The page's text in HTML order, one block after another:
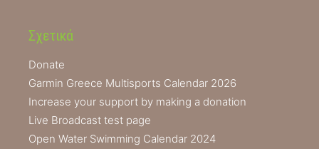
Σχετικά
Donate
Garmin Greece Multisports Calendar 2026
Increase your support by making a donation
Live Broadcast test page
Open Water Swimming Calendar 2024